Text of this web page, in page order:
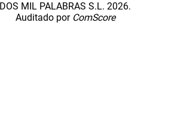
DOS MIL PALABRAS S.L. 2026.
Auditado por ComScore